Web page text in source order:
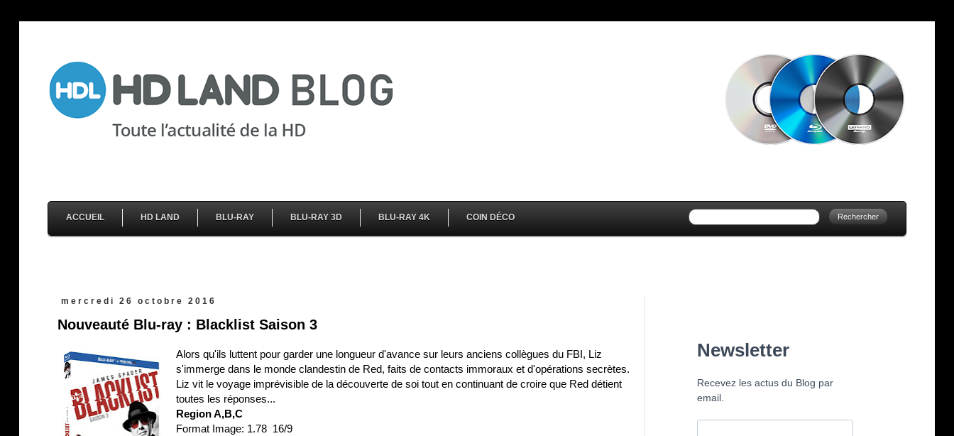
ACCUEIL HD LAND BLU-RAY BLU-RAY 3D BLU-RAY 4K COIN DÉCO
mercredi 26 octobre 2016
Nouveauté Blu-ray : Blacklist Saison 3
Alors qu'ils luttent pour garder une longueur d'avance sur leurs anciens collègues du FBI, Liz
s'immerge dans le monde clandestin de Red, faits de contacts immoraux et d'opérations secrètes.
Liz vit le voyage imprévisible de la découverte de soi tout en continuant de croire que Red détient
toutes les réponses...
Region A,B,C
Format Image: 1.78 16/9
Newsletter
Recevez les actus du Blog par
email.